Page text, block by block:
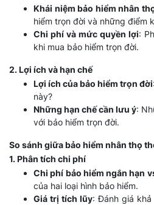
Khái niệm bảo hiểm nhân
hiểm trọn đời và những điểm
Chi phí và mức quyền lợi:
khi mua bảo hiểm trọn đời.
2. Lợi ích và hạn chế
Lợi ích của bảo hiểm trọn đời
này?
Những hạn chế cần lưu ý:
với bảo hiểm trọn đời.
So sánh giữa bảo hiểm nhân thọ
1. Phân tích chi phí
Chi phí bảo hiểm ngắn hạn
của hai loại hình bảo hiểm.
Giá trị tích lũy: Đánh giá